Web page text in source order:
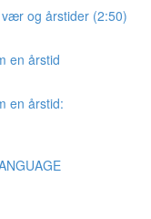
og årstider (2:50)
en årstid
en årstid: